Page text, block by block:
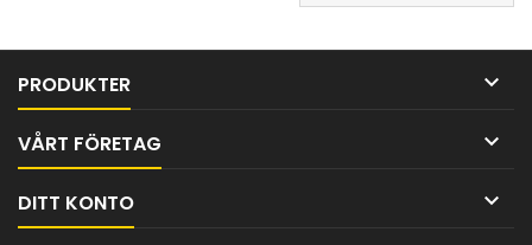
PRODUKTER 
VÅRT FÖRETAG 
DITT KONTO 